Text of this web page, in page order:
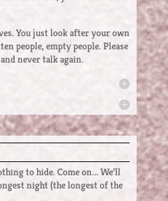
You just look after your own
people, empty people. Please
never talk again.
to hide. Come on... We’ll
night (the longest of the